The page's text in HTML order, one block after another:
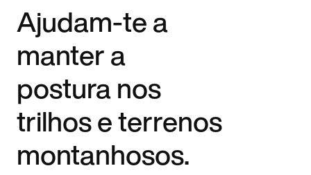
Ajudam-te a
manter a
postura nos
trilhos e terrenos
montanhosos.